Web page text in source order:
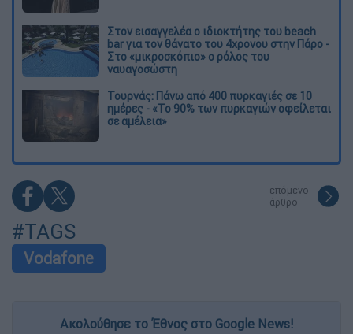
Στον εισαγγελέα ο ιδιοκτήτης του beach
bar για τον θάνατο του 4χρονου στην Πάρο -
Στο «μικροσκόπιο» ο ρόλος του
ναυαγοσώστη
Τουρνάς: Πάνω από 400 πυρκαγιές σε 10
ημέρες - «Το 90% των πυρκαγιών οφείλεται
σε αμέλεια»
επόμενο
άρθρο
#TAGS
Vodafone
Ακολούθησε το Έθνος στο Google News!